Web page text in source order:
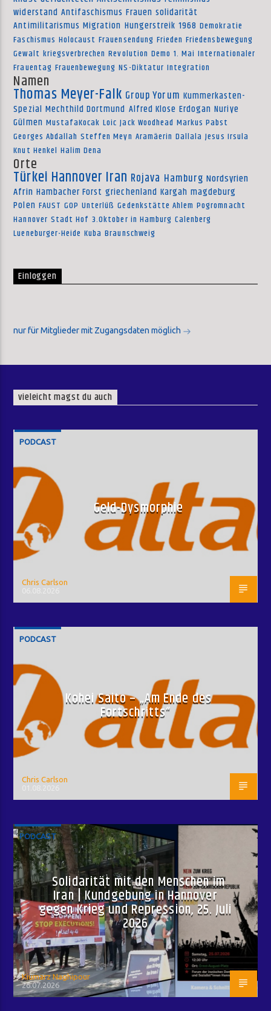
widerstand Antifaschismus Frauen solidarität
Antimilitarismus Migration Hungerstreik 1968 Demokratie
Faschismus Holocaust Frauensendung Frieden Friedensbewegung
Gewalt kriegsverbrechen Revolution Demo 1. Mai Internationaler
Frauentag Frauenbewegung NS-Diktatur Integration
Namen
Thomas Meyer-Falk Group Yorum Kummerkasten-
Spezial Mechthild Dortmund Alfred Klose Erdogan Nuriye
Gülmen MustafaKocak Loic Jack Woodhead Markus Pabst
Georges Abdallah Steffen Meyn Aramäerin Dallala Jesus Irsula
Knut Henkel Halim Dena
Orte
Türkei Hannover Iran Rojava Hamburg Nordsyrien
Afrin Hambacher Forst griechenland Kargah magdeburg
Polen FAUST GOP Unterlüß Gedenkstätte Ahlem Pogromnacht
Hannover Stadt Hof 3.Oktober in Hamburg Calenberg
Lueneburger-Heide Kuba Braunschweig
Einloggen
nur für Mitglieder mit Zugangsdaten möglich
vieleicht magst du auch
PODCAST
Geld-Dysmorphie
Chris Carlson
PODCAST
Kohei Saito – „Am Ende des
Fortschritts“
Chris Carlson
PODCAST
Solidarität mit den Menschen im
Iran | Kundgebung in Hannover
gegen Krieg und Repression, 25. Juli
2026
Kiumarz Naghipour
26.07.2026